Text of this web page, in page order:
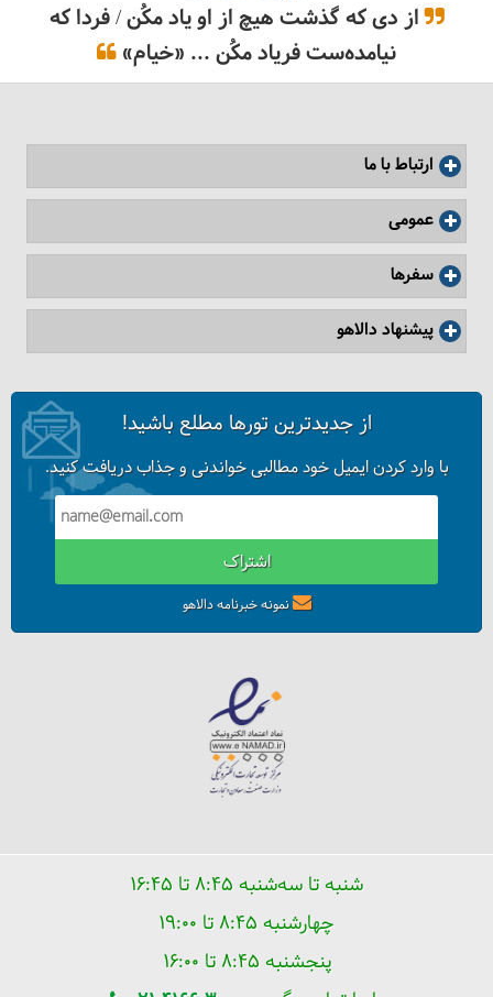
از دی که گذشت هیچ از او یاد مکُن / فردا که
نیامده‌ست فریاد مکُن ... «خیام»
ارتباط با ما
عمومی
سفرها
پیشنهاد دالاهو
از جدیدترین تورها مطلع باشید!
با وارد کردن ایمیل خود مطالبی خواندنی و جذاب دریافت کنید.
اشتراک
نمونه خبرنامه دالاهو
شنبه تا سه‌شنبه ۸:۴۵ تا ۱۶:۴۵
چهارشنبه ۸:۴۵ تا ۱۹:۰۰
پنجشنبه ۸:۴۵ تا ۱۶:۰۰